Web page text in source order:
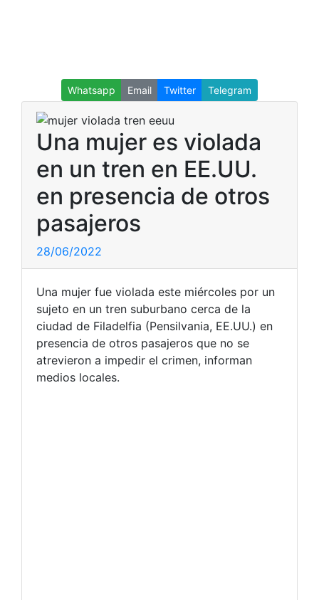
Whatsapp Email Twitter Telegram
Una mujer es violada
en un tren en EE.UU.
en presencia de otros
pasajeros
28/06/2022
Una mujer fue violada este miércoles por un
sujeto en un tren suburbano cerca de la
ciudad de Filadelfia (Pensilvania, EE.UU.) en
presencia de otros pasajeros que no se
atrevieron a impedir el crimen, informan
medios locales.